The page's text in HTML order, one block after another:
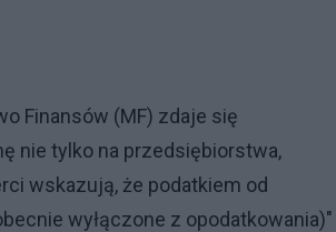
Finansów (MF) zdaje się
nie tylko na przedsiębiorstwa,
wskazują, że podatkiem od
wyłączone z opodatkowania)"